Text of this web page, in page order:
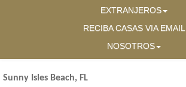
EXTRANJEROS
RECIBA CASAS VIA EMAIL
NOSOTROS
Sunny Isles Beach, FL